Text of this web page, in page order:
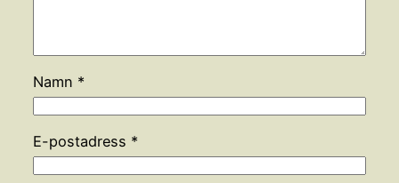
Namn *
E-postadress *